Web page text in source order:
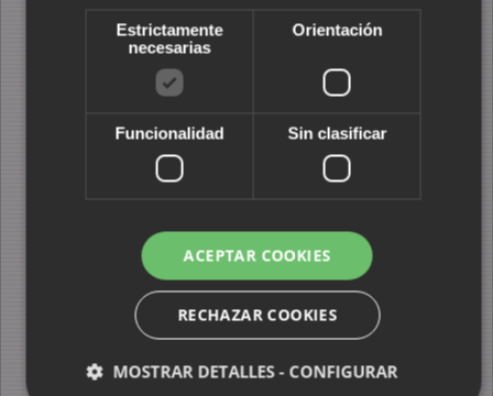
Gila Grupo de Intervención
Si no me puedo reír... no es mi revolución. (Gila
Grupo de Intervención)
Hannah Arendt
: Cruzó aterrorizado por el
totalitarismo del lado de su calle. (Ana de la C)
dirección contraria, con otras y otros que dejaban
atrás el infierno. (Jesús Frare Garcia)
Helena Madrid
: Porque se lo sugirió la chica de la
Helena Madrid: Que se llamaba Eva y tenía una
manzana en la mano. (Helena Madrid)
Inma Brujanegra Barbany: Como metáfora de
desobediencia. (Inma Brujanegra Barbany)
Isabel Allende : "el pollo vio o pensó que vio los
fantasmas más allá de la carretera, los mismos
fantasmas que lo acechaban desde esa nefasta
visión en la vidriera de la granja. Debía unirse a
Estrictamente
necesarias
Orientación
Funcionalidad Sin clasificar
ACEPTAR COOKIES
RECHAZAR COOKIES
MOSTRAR DETALLES - CONFIGURAR